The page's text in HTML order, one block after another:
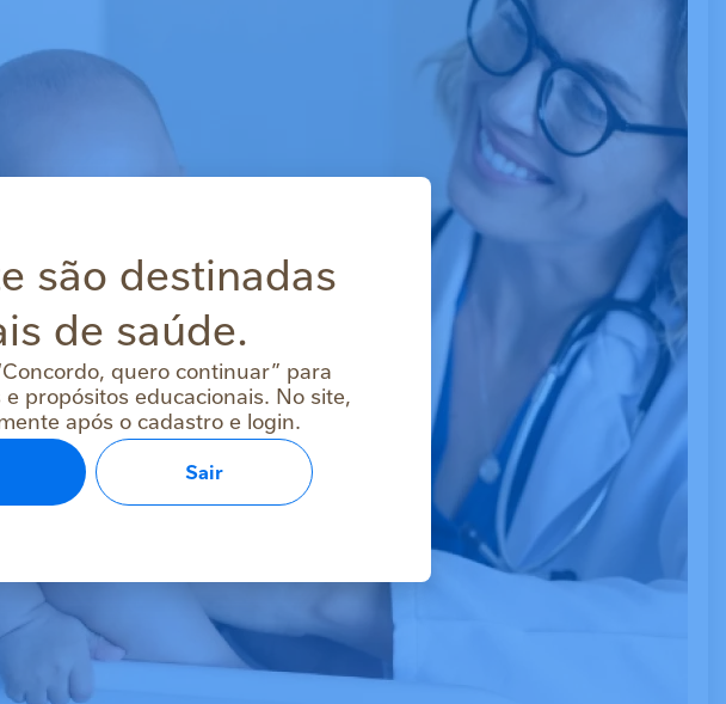
são destinadas
de saúde.
quero continuar” para
propósitos educacionais. No site,
após o cadastro e login.
Sair